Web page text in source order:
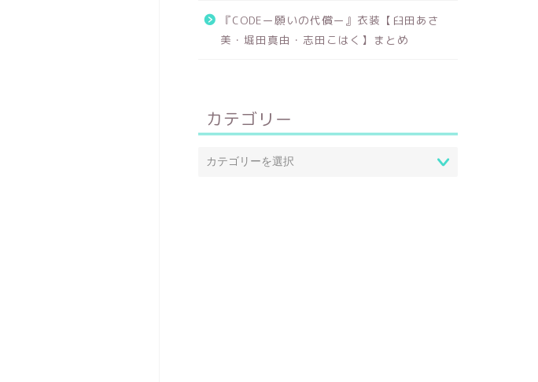
『CODEー願いの代償ー』衣装【臼田あさ
美・堀田真由・志田こはく】まとめ
カテゴリー